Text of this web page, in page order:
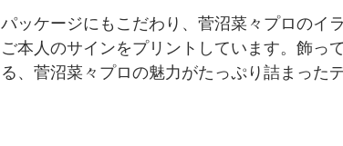
パッケージにもこだわり、菅沼菜々プロのイ
ご本人のサインをプリントしています。飾っ
る、菅沼菜々プロの魅力がたっぷり詰まった